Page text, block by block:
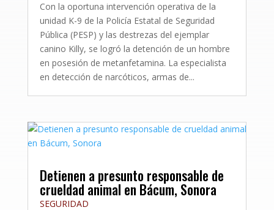
Con la oportuna intervención operativa de la
unidad K-9 de la Policía Estatal de Seguridad
Pública (PESP) y las destrezas del ejemplar
canino Killy, se logró la detención de un hombre
en posesión de metanfetamina. La especialista
en detección de narcóticos, armas de...
Detienen a presunto responsable de
crueldad animal en Bácum, Sonora
SEGURIDAD